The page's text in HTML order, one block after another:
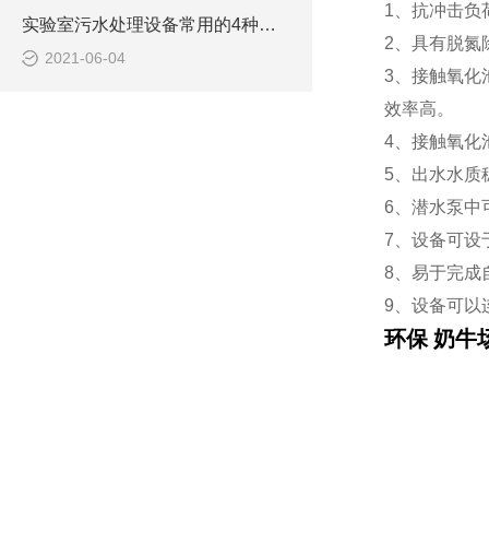
实验室污水处理设备常用的4种废水处理的办法
2021-06-04
1、抗冲击负
2、具有脱氮
3、接触氧化
效率高。
4、接触氧化
5、出水水质
6、潜水泵中
7、设备可设
8、易于完成
9、设备可以
环保 奶牛